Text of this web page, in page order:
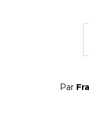
Par